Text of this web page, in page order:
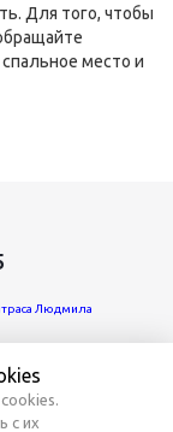
Для того, чтобы
место и
Людмила
с их